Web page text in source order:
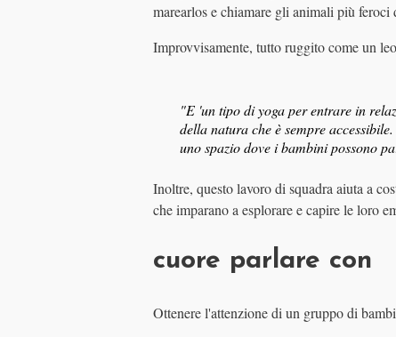
marearlos e chiamare gli animali più
Improvvisamente, tutto ruggito come un
"E 'un tipo di yoga per entrare in
della natura che è sempre
uno spazio dove i bambini possono
Inoltre, questo lavoro di squadra aiuta a
che imparano a esplorare e capire le loro
cuore parlare con
Ottenere l'attenzione di un gruppo di